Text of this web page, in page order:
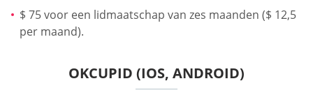
$ 75 voor een lidmaatschap van zes maanden ($ 12,5
per maand).
OKCUPID (IOS, ANDROID)